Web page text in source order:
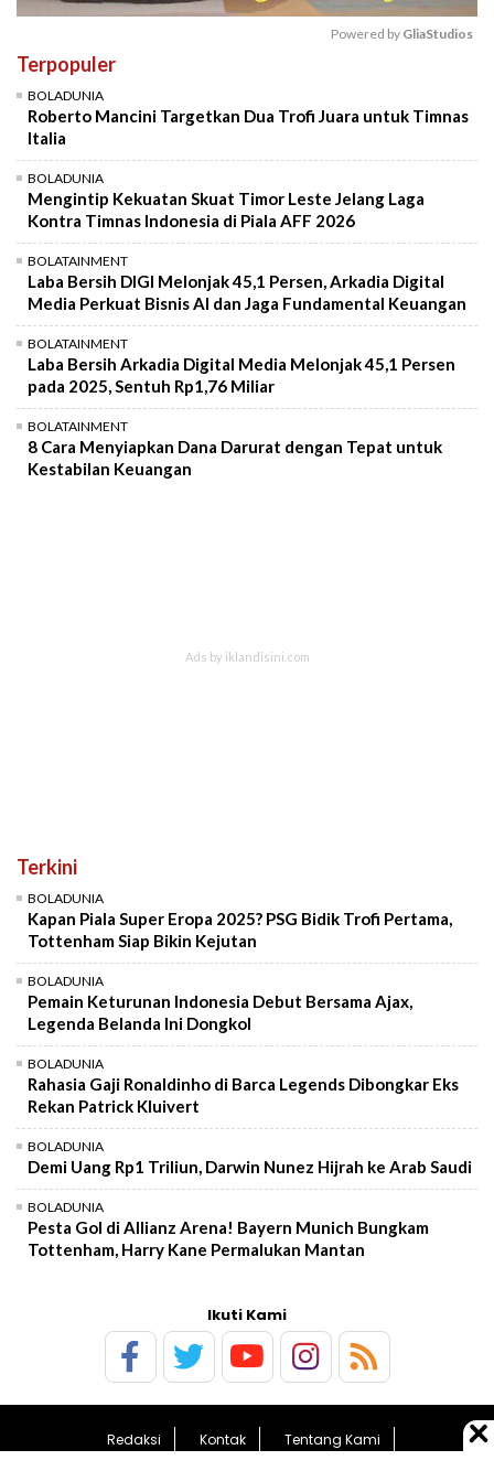
Powered by GliaStudios
Terpopuler
BOLADUNIA
Roberto Mancini Targetkan Dua Trofi Juara untuk Timnas
Italia
BOLADUNIA
Mengintip Kekuatan Skuat Timor Leste Jelang Laga
Kontra Timnas Indonesia di Piala AFF 2026
BOLATAINMENT
Laba Bersih DIGI Melonjak 45,1 Persen, Arkadia Digital
Media Perkuat Bisnis AI dan Jaga Fundamental Keuangan
BOLATAINMENT
Laba Bersih Arkadia Digital Media Melonjak 45,1 Persen
pada 2025, Sentuh Rp1,76 Miliar
BOLATAINMENT
8 Cara Menyiapkan Dana Darurat dengan Tepat untuk
Kestabilan Keuangan
Terkini
BOLADUNIA
Kapan Piala Super Eropa 2025? PSG Bidik Trofi Pertama,
Tottenham Siap Bikin Kejutan
BOLADUNIA
Pemain Keturunan Indonesia Debut Bersama Ajax,
Legenda Belanda Ini Dongkol
BOLADUNIA
Rahasia Gaji Ronaldinho di Barca Legends Dibongkar Eks
Rekan Patrick Kluivert
BOLADUNIA
Demi Uang Rp1 Triliun, Darwin Nunez Hijrah ke Arab Saudi
BOLADUNIA
Pesta Gol di Allianz Arena! Bayern Munich Bungkam
Tottenham, Harry Kane Permalukan Mantan
Ikuti Kami
Redaksi Kontak
Tentang Kami